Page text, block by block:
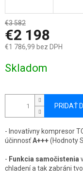
€3 582
€2 198
€1 786,99 bez DPH
cena:
Skladom
PRIDAŤ
- Inovatívny kompresor
účinnosťA+++(Hodnoty
- Funkcia samočistenia
chladení a tak zabráni